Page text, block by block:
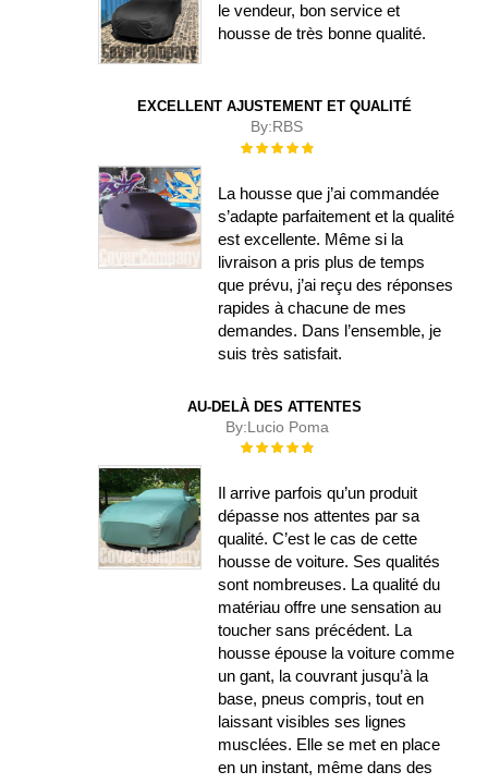
le vendeur, bon service et
housse de très bonne qualité.
EXCELLENT AJUSTEMENT ET QUALITÉ
By:RBS
Évaluation :
La housse que j’ai commandée
s’adapte parfaitement et la qualité
est excellente. Même si la
livraison a pris plus de temps
que prévu, j’ai reçu des réponses
rapides à chacune de mes
demandes. Dans l’ensemble, je
suis très satisfait.
AU-DELÀ DES ATTENTES
By:Lucio Poma
Évaluation :
Il arrive parfois qu’un produit
dépasse nos attentes par sa
qualité. C’est le cas de cette
housse de voiture. Ses qualités
sont nombreuses. La qualité du
matériau offre une sensation au
toucher sans précédent. La
housse épouse la voiture comme
un gant, la couvrant jusqu’à la
base, pneus compris, tout en
laissant visibles ses lignes
musclées. Elle se met en place
en un instant, même dans des